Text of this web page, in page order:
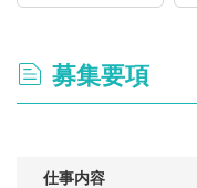
募集要項
仕事内容